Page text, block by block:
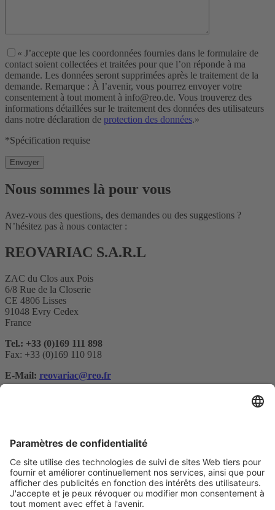
« J’accepte que les coordonnées fournies dans le formulaire de
contact soient collectées et traitées pour que l’on réponde à ma
demande. Les données seront supprimées après le traitement de la
demande. Remarque : À l’avenir, vous pourrez envoyer votre
consentement à tout moment à info@reo.de. Vous trouverez des
informations détaillées sur le traitement des données des utilisateurs
dans notre déclaration de protection des données.»
*Spécification requise
Nous sommes là pour vous
Avez-vous des questions, des demandes ou des suggestions ?
N’hésitez pas à nous contacter :
REOVARIAC S.A.R.L
ZAC du Clos aux Pois
6/8 Rue de la Closerie
CE 4806 Lisses
91048 Evry Cedex
France
Tel.: +33 (0)169 111 898
Fax: +33 (0)169 110 918
E-Mail: reovariac@reo.fr
Votre e-maill*
Oui, je confirme que je souhaite recevoir la newsletter de REO
AG et que je suis informé du traitement de mes données.